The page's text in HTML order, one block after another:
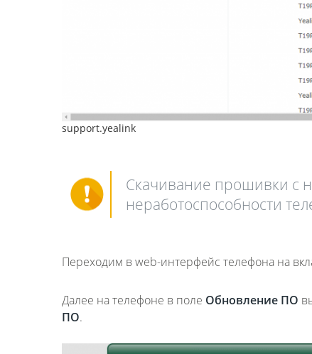
support.yealink
Скачивание прошивки с
неработоспособности
Переходим в web-интерфейс телефона на
Далее на телефоне в поле Обновление ПО
ПО.